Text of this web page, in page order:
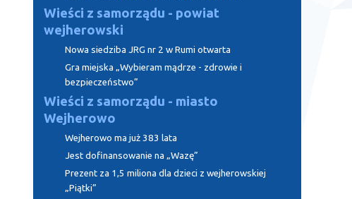
Wieści z samorządu - powiat
wejherowski
Nowa siedziba JRG nr 2 w Rumi otwarta
Gra miejska „Wybieram mądrze - zdrowie i
bezpieczeństwo”
Wieści z samorządu - miasto
Wejherowo
Wejherowo ma już 383 lata
Jest dofinansowanie na „Wazę”
Prezent za 1,5 miliona dla dzieci z wejherowskiej
„Piątki”